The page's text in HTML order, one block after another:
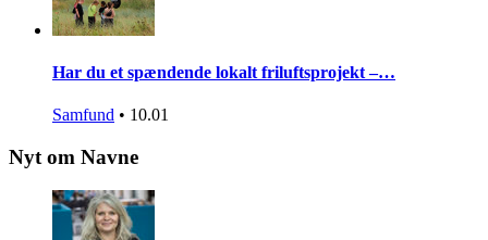
Har du et spændende lokalt friluftsprojekt –…
Samfund • 10.01
Nyt om Navne